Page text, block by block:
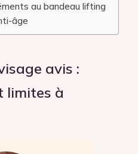
au bandeau lifting
âge
avis :
limites à